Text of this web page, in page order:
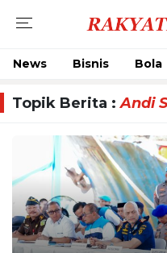
News Bisnis Bola
Topik Berita :Andi